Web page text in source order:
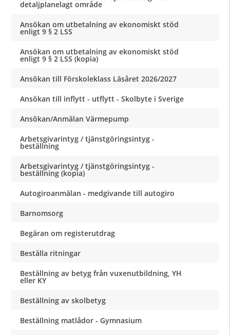
detaljplanelagt område
Ansökan om utbetalning av ekonomiskt stöd
enligt 9 § 2 LSS
Ansökan om utbetalning av ekonomiskt stöd
enligt 9 § 2 LSS (kopia)
Ansökan till Förskoleklass Läsåret 2026/2027
Ansökan till inflytt - utflytt - Skolbyte i Sverige
Ansökan/Anmälan Värmepump
Arbetsgivarintyg / tjänstgöringsintyg -
beställning
Arbetsgivarintyg / tjänstgöringsintyg -
beställning (kopia)
Autogiroanmälan - medgivande till autogiro
Barnomsorg
Begäran om registerutdrag
Beställa ritningar
Beställning av betyg från vuxenutbildning, YH
eller KY
Beställning av skolbetyg
Beställning matlådor - Gymnasium